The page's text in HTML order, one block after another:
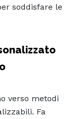
soddisfare le
verso metodi
Fa